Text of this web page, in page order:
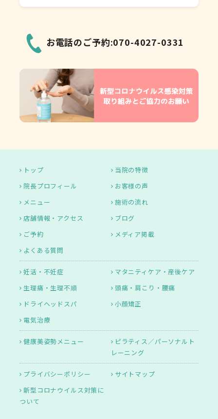
お電話のご予約:070-4027-0331
トップ
当院の特徴
院長プロフィール
お客様の声
メニュー
施術の流れ
店舗情報・アクセス
ブログ
ご予約
メディア掲載
よくある質問
妊活・不妊症
マタニティケア・産後ケア
生理痛・生理不順
頭痛・肩こり・腰痛
ドライヘッドスパ
小顔矯正
電気治療
健康美姿勢メニュー
ピラティス／パーソナルト
レーニング
プライバシーポリシー
サイトマップ
新型コロナウイルス対策に
ついて